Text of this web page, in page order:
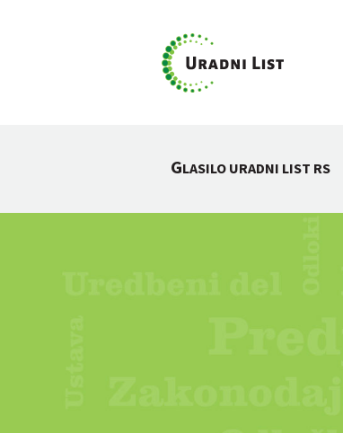
GLASILO URADNI LIST RS